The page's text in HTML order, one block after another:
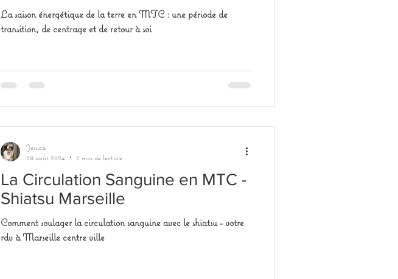
La saison énergétique de la terre en MTC : une période de
transition, de centrage et de retour à soi
La Circulation Sanguine en MTC -
Shiatsu Marseille
Comment soulager la circulation sanguine avec le shiatsu - votre
rdv à Marseille centre ville
Jessica
28 août 2024
2 min de lecture